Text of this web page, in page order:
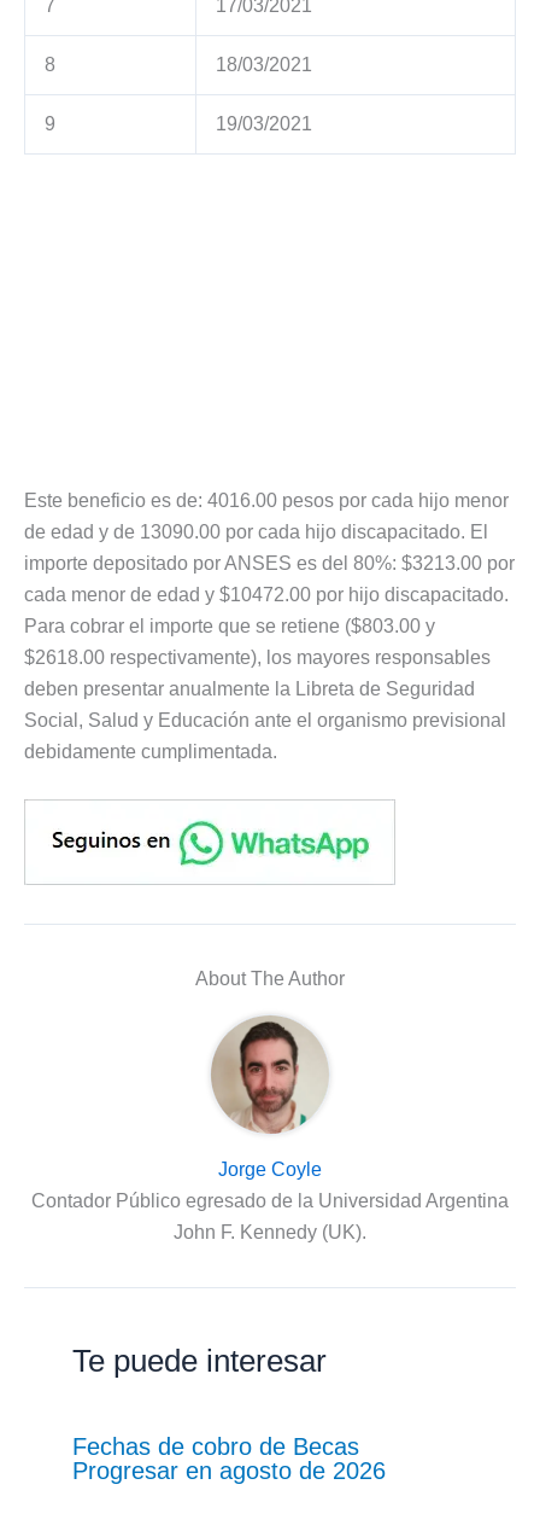
7 17/03/2021
8 18/03/2021
9 19/03/2021
Este beneficio es de: 4016.00 pesos por cada hijo menor
de edad y de 13090.00 por cada hijo discapacitado. El
importe depositado por ANSES es del 80%: $3213.00 por
cada menor de edad y $10472.00 por hijo discapacitado.
Para cobrar el importe que se retiene ($803.00 y
$2618.00 respectivamente), los mayores responsables
deben presentar anualmente la Libreta de Seguridad
Social, Salud y Educación ante el organismo previsional
debidamente cumplimentada.
About The Author
Jorge Coyle
Contador Público egresado de la Universidad Argentina
John F. Kennedy (UK).
Te puede interesar
Fechas de cobro de Becas
Progresar en agosto de 2026